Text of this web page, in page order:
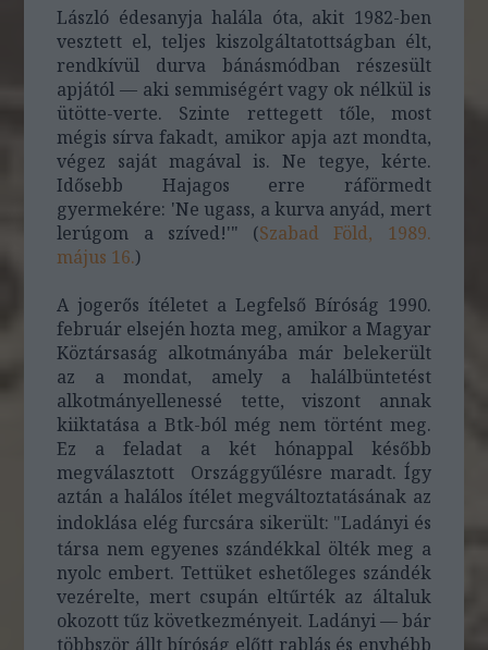
László édesanyja halála óta, akit 1982-ben
vesztett el, teljes kiszolgáltatottságban élt,
rendkívül durva bánásmódban részesült
apjától — aki semmiségért vagy ok nélkül is
ütötte-verte. Szinte rettegett tőle, most
mégis sírva fakadt, amikor apja azt mondta,
végez saját magával is. Ne tegye, kérte.
Idősebb Hajagos erre ráförmedt
gyermekére: 'Ne ugass, a kurva anyád, mert
lerúgom a szíved!'" (Szabad Föld, 1989.
május 16.)
A jogerős ítéletet a Legfelső Bíróság 1990.
február elsején hozta meg, amikor a Magyar
Köztársaság alkotmányába már belekerült
az a mondat, amely a halálbüntetést
alkotmányellenessé tette, viszont annak
kiiktatása a Btk-ból még nem történt meg.
Ez a feladat a két hónappal később
megválasztott Országgyűlésre maradt. Így
aztán a halálos ítélet megváltoztatásának az
indoklása elég furcsára sikerült: "Ladányi és
társa nem egyenes szándékkal ölték meg a
nyolc embert. Tettüket eshetőleges szándék
vezérelte, mert csupán eltűrték az általuk
okozott tűz következményeit. Ladányi — bár
többször állt bíróság előtt rablás és enyhébb